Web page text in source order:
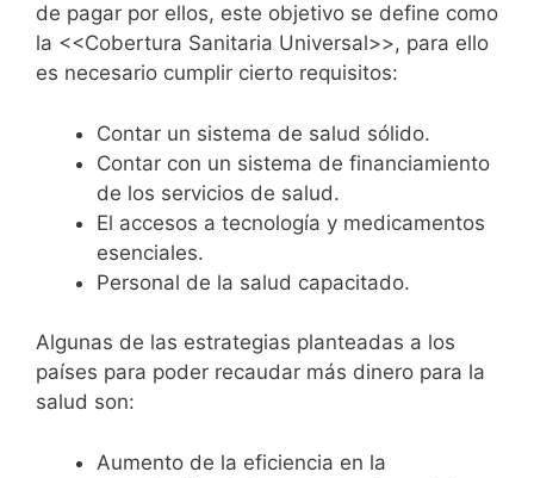
de pagar por ellos, este objetivo se define como
la <<Cobertura Sanitaria Universal>>, para ello
es necesario cumplir cierto requisitos:
Contar un sistema de salud sólido.
Contar con un sistema de financiamiento
de los servicios de salud.
El accesos a tecnología y medicamentos
esenciales.
Personal de la salud capacitado.
Algunas de las estrategias planteadas a los
países para poder recaudar más dinero para la
salud son:
Aumento de la eficiencia en la